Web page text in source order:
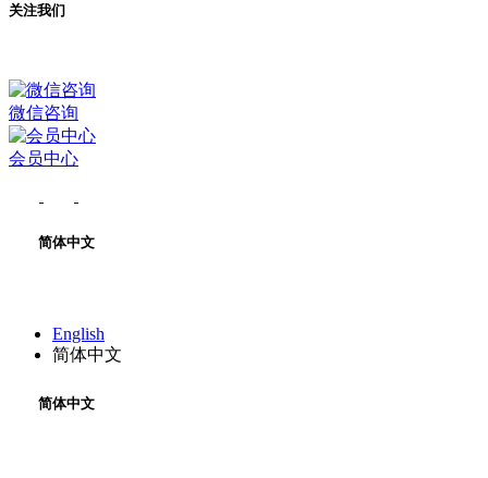
关注我们
微信咨询
会员中心
简体中文
English
简体中文
简体中文